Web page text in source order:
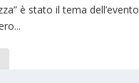
è stato il tema dell’evento